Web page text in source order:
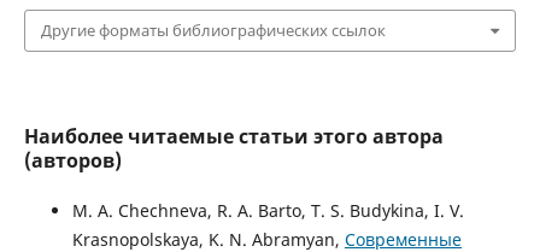
Другие форматы библиографических ссылок
Наиболее читаемые статьи этого автора
(авторов)
M. A. Chechneva, R. A. Barto, T. S. Budykina, I. V.
Krasnopolskaya, K. N. Abramyan, Современные